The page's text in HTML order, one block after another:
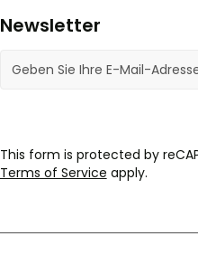
Newsletter
This form is protected by
Terms of Service apply.